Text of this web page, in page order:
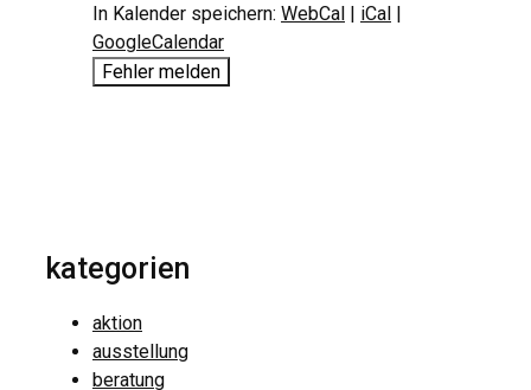
In Kalender speichern: WebCal | iCal |
GoogleCalendar
Fehler melden
kategorien
aktion
ausstellung
beratung